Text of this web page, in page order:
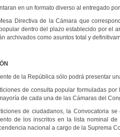
en un formato diverso al entregado
Directiva de la Cámara que
dentro del plazo establecido por el
archivados como asuntos total y
de la República sólo podrá presentar
de consulta popular formuladas
de cada una de las Cámaras del
de ciudadanos, la Convocatoria
de los inscritos en la lista nominal
nacional a cargo de la Suprema